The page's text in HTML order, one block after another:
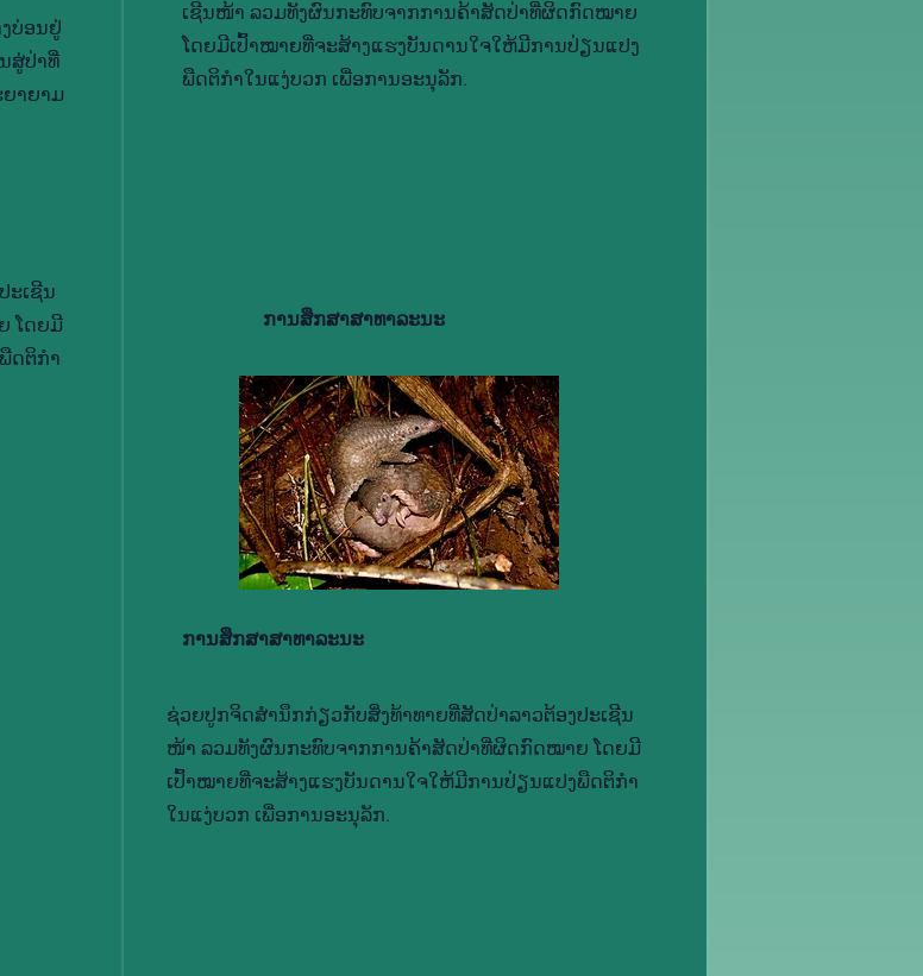
ບ່ອນ​ຢູ່​
ສູ່​ປ່າ​ທີ່​
າ​ຍາມ​
ະ​ເຊີນ​
ໂດຍ​ມີ​
ດ​ຕິ​ກຳ​
ເຊີນ​ໜ້າ ລວມ​ທັງ​ຜົນ​ກະ​ທົບ​ຈາກ​ການ​ຄ້າ​ສັດ​ປ່າ​ທີ່​ຜິດ​ກົດ​ໝາຍ
ໂດຍ​ມີ​ເປົ້າ​ໝາຍທີ່​ຈະ​ສ້າງ​ແຮງ​ບັນ​ດານ​ໃຈ​ໃຫ້​ມີ​ການ​ປ່ຽນ​ແປງ​
ພືດ​ຕິ​ກຳ​ໃນ​ແງ່ບວກ ເພື່ອ​ການ​ອະ​ນຸ​ລັກ.
ການ​ສຶກ​ສາ​ສາ​ທາ​ລະ​ນະ
ການ​ສຶກ​ສາ​ສາ​ທາ​ລະ​ນະ
ຊ່ວຍ​ປູກ​ຈິດ​ສຳ​ນຶກ​ກ່ຽວ​ກັບ​ສິ່ງ​ທ້າ​ທາຍ​ທີ່​ສັດ​ປ່າ​ລາວ​ຕ້ອງ​ປະ​ເຊີນ​
ໜ້າ ລວມ​ທັງ​ຜົນ​ກະ​ທົບ​ຈາກ​ການ​ຄ້າ​ສັດ​ປ່າ​ທີ່​ຜິດ​ກົດ​ໝາຍ ໂດຍ​ມີ​
ເປົ້າ​ໝາຍທີ່​ຈະ​ສ້າງ​ແຮງ​ບັນ​ດານ​ໃຈ​ໃຫ້​ມີ​ການ​ປ່ຽນ​ແປງ​ພືດ​ຕິ​ກຳ​
ໃນ​ແງ່ບວກ ເພື່ອ​ການ​ອະ​ນຸ​ລັກ.